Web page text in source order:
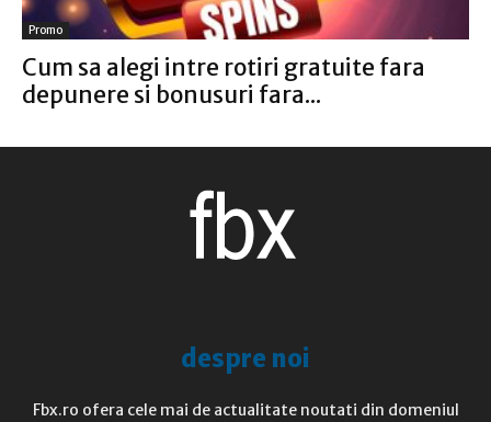
Promo
Cum sa alegi intre rotiri gratuite fara
depunere si bonusuri fara...
despre noi
Fbx.ro ofera cele mai de actualitate noutati din domeniul